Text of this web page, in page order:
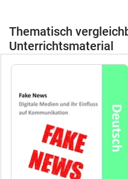
Thematisch
Unterrichtsmaterial